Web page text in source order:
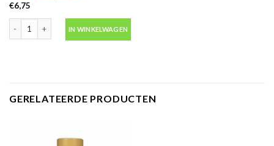
€6,75
Blanke lak hooglans in spuitbus 500ml -Motip 04009 aantal
IN WINKELWAGEN
GERELATEERDE PRODUCTEN